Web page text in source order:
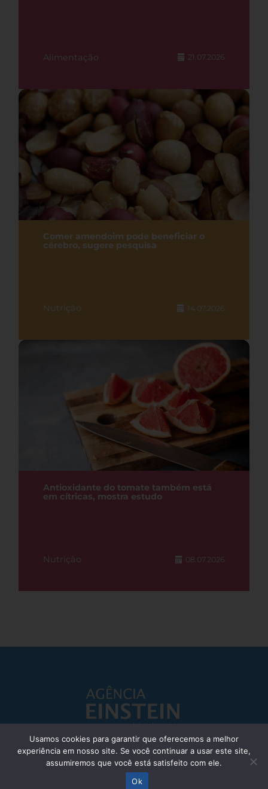
Alimentação 21.07.2026
Comer amendoim pode beneficiar o
cérebro, sugere pesquisa
Nutrição 14.07.2026
Antioxidante do tomate também está
em cítricas, mostra estudo
Nutrição 08.07.2026
Responsável Técnico: Dr. Eliezer Silva - CRM: 85148-SP
© Einstein Hospital Israelita 2025 - Todos os direitos reservados
Usamos cookies para garantir que oferecemos a melhor
experiência em nosso site. Se você continuar a usar este site,
assumiremos que você está satisfeito com ele.
Ok